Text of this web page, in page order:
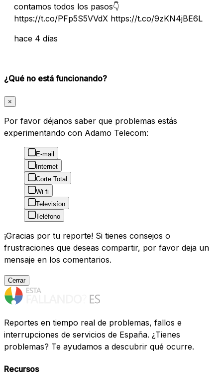
contamos todos los pasos👇
https://t.co/PFp5S5VVdX https://t.co/9zKN4jBE6L
hace 4 días
¿Qué no está funcionando?
×
Por favor déjanos saber que problemas estás
experimentando con Adamo Telecom:
E-mail
Internet
Corte Total
Wi-fi
Televisíon
Teléfono
¡Gracias por tu reporte! Si tienes consejos o
frustraciones que deseas compartir, por favor deja un
mensaje en los comentarios.
Cerrar
Reportes en tiempo real de problemas, fallos e
interrupciones de servicios de España. ¿Tienes
problemas? Te ayudamos a descubrir qué ocurre.
Recursos